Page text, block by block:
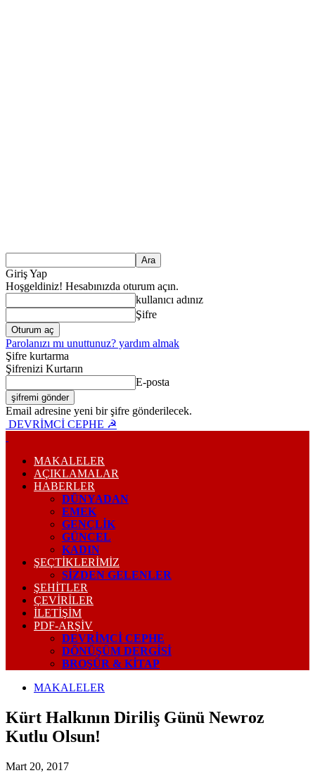
Giriş Yap
Hoşgeldiniz! Hesabınızda oturum açın.
kullanıcı adınız
Şifre
Parolanızı mı unuttunuz? yardım almak
Şifre kurtarma
Şifrenizi Kurtarın
E-posta
Email adresine yeni bir şifre gönderilecek.
DEVRİMCİ CEPHE ☭
MAKALELER
AÇIKLAMALAR
HABERLER
DÜNYADAN
EMEK
GENÇLİK
GÜNCEL
KADIN
ŞEÇTİKLERİMİZ
SİZDEN GELENLER
ŞEHİTLER
ÇEVİRİLER
İLETİŞİM
PDF-ARŞIV
DEVRIMCI CEPHE
DÖNÜŞÜM DERGISI
BROŞÜR & KİTAP
MAKALELER
Kürt Halkının Diriliş Günü Newroz
Kutlu Olsun!
Mart 20, 2017